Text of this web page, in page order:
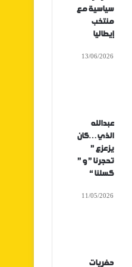
سياسية مع
منتخب
إيطاليا
13/06/2026
عبدالله
الذي…كان
يزعزع ”
تحجرنا ” و ”
كسلنا “
11/05/2026
حفريات